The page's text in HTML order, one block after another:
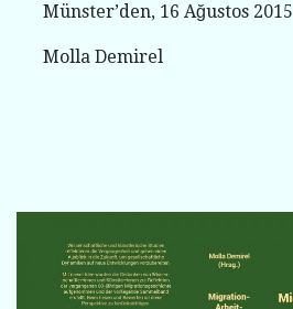
Münster’den, 16 Ağustos 2015
Molla Demirel